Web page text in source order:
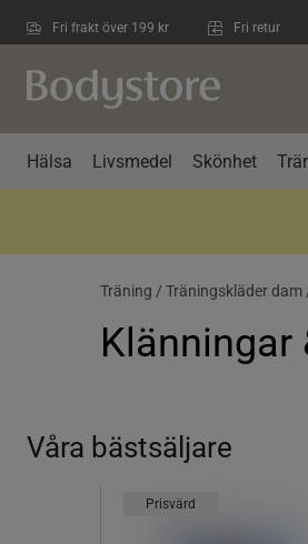
Fri frakt över 199 kr Fri retur
Hälsa Livsmedel Skönhet
Träning / Träningskläder dam
Klänningar
Våra bästsäljare
Prisvärd